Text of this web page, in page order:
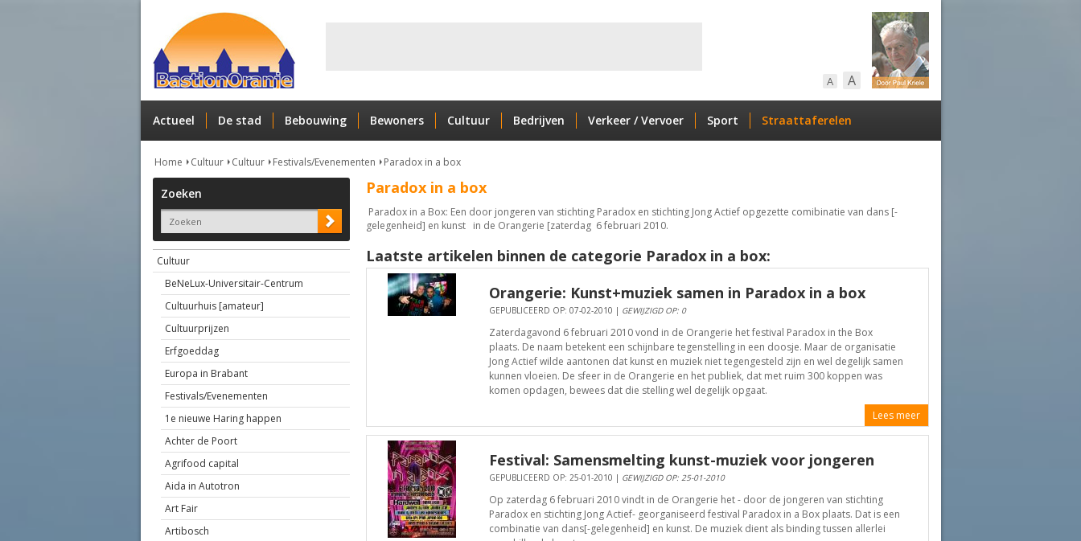
A A
Actueel De stad Bebouwing Bewoners Cultuur Bedrijven Verkeer / Vervoer Sport Straattaferelen
Home Cultuur Cultuur Festivals/Evenementen Paradox in a box
Zoeken
Cultuur
BeNeLux-Universitair-Centrum
Cultuurhuis [amateur]
Cultuurprijzen
Erfgoeddag
Europa in Brabant
Festivals/Evenementen
1e nieuwe Haring happen
Achter de Poort
Agrifood capital
Aida in Autotron
Art Fair
Artibosch
Paradox in a box
Paradox in a Box: Een door jongeren van stichting Paradox en stichting Jong Actief opgezette comibinatie van dans [-
gelegenheid] en kunst in de Orangerie [zaterdag 6 februari 2010.
Laatste artikelen binnen de categorie Paradox in a box:
Orangerie: Kunst+muziek samen in Paradox in a box
GEPUBLICEERD OP: 07-02-2010 | GEWIJZIGD OP: 0
Zaterdagavond 6 februari 2010 vond in de Orangerie het festival Paradox in the Box
plaats. De naam betekent een schijnbare tegenstelling in een doosje. Maar de organisatie
Jong Actief wilde aantonen dat kunst en muziek niet tegengesteld zijn en wel degelijk samen
kunnen vloeien. De sfeer in de Orangerie en het publiek, dat met ruim 300 koppen was
komen opdagen, bewees dat die stelling wel degelijk opgaat.
Lees meer
Festival: Samensmelting kunst-muziek voor jongeren
GEPUBLICEERD OP: 25-01-2010 | GEWIJZIGD OP: 25-01-2010
Op zaterdag 6 februari 2010 vindt in de Orangerie het - door de jongeren van stichting
Paradox en stichting Jong Actief- georganiseerd festival Paradox in a Box plaats. Dat is een
combinatie van dans[-gelegenheid] en kunst. De muziek dient als binding tussen allerlei